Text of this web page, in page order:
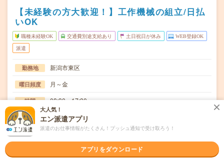
【未経験の方大歓迎！】工作機械の組立/日払
いOK
職種未経験OK 交通費別途支給あり 土日祝日が休み WEB登録OK
派遣
勤務地 新潟市東区
曜日頻度 月～金
時間 08:30～17:30
期間 長期でお仕事できる方、大歓迎！
時給 時給1200円
交通費規定内支給
大人気！
エン派遣アプリ
派遣のお仕事情報がたくさん！プッシュ通知で受け取ろう！
アプリをダウンロード